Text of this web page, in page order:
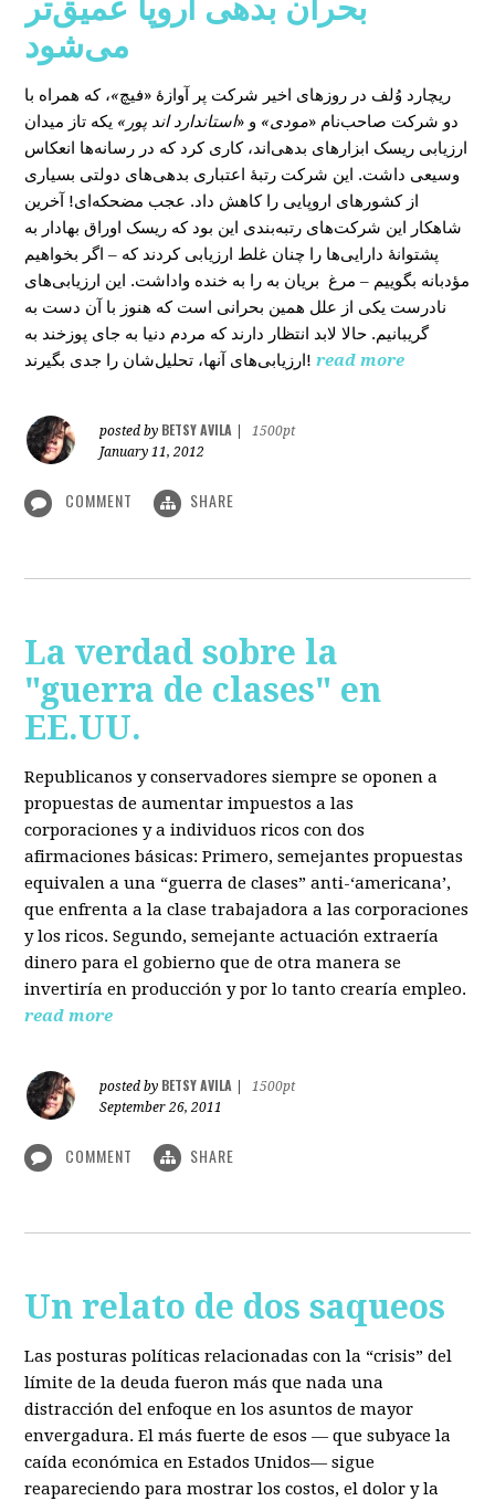
بحران بدهی اروپا عمیق‌تر
می‌شود
ریچارد وُلف در روزهای اخیر شرکت پر آوازۀ «فیچ»، که همراه با
دو شرکت صاحب‌نام «مودی» و «استاندارد اند پور» یکه‌ تاز میدان
ارزیابی ریسک ابزارهای بدهی‌اند، کاری کرد که در رسانه‌ها انعکاس
وسیعی داشت. این شرکت رتبۀ اعتباری بدهی‌های دولتی بسیاری
از کشورهای اروپایی را کاهش داد. عجب مضحکه‌ای! آخرین
شاهکار این شرکت‌های رتبه‌بندی این بود که ریسک‌ اوراق بهادار به
پشتوانۀ دارایی‌‌ها را چنان غلط ارزیابی کردند که – اگر بخواهیم
مؤدبانه بگوییم – مرغ بریان به را به خنده واداشت. این ارزیابی‌های
نادرست یکی از علل همین بحرانی است که هنوز با آن دست به
گریبانیم. حالا لابد انتظار دارند که مردم دنیا به جای پوزخند به
ارزیابی‌های آنها، تحلیل‌‌شان را جدی بگیرند! read more
posted by BETSY AVILA
1500pt
January 11, 2012
COMMENT SHARE
La verdad sobre la
"guerra de clases" en
EE.UU.
Republicanos y conservadores siempre se oponen a
propuestas de aumentar impuestos a las
corporaciones y a individuos ricos con dos
afirmaciones básicas: Primero, semejantes propuestas
equivalen a una “guerra de clases” anti-‘americana’,
que enfrenta a la clase trabajadora a las corporaciones
y los ricos. Segundo, semejante actuación extraería
dinero para el gobierno que de otra manera se
invertiría en producción y por lo tanto crearía empleo.
read more
posted by BETSY AVILA
1500pt
September 26, 2011
COMMENT SHARE
Un relato de dos saqueos
Las posturas políticas relacionadas con la “crisis” del
límite de la deuda fueron más que nada una
distracción del enfoque en los asuntos de mayor
envergadura. El más fuerte de esos — que subyace la
caída económica en Estados Unidos— sigue
reapareciendo para mostrar los costos, el dolor y la